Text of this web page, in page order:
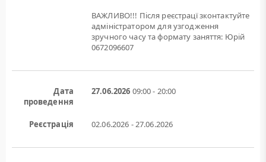
ВАЖЛИВО!!! Після реєстрацї зконтактуйте
адміністратором для узгодження
зручного часу та формату заняття: Юрій
0672096607
Дата
проведення
27.06.2026 09:00 - 20:00
Реєстрація 02.06.2026 - 27.06.2026